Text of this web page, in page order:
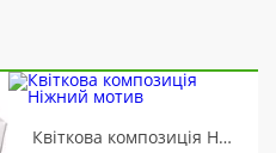
Квіткова композиція Ніжний мотив